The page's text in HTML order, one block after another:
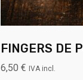
FINGERS DE
6,50€ IVA incl.